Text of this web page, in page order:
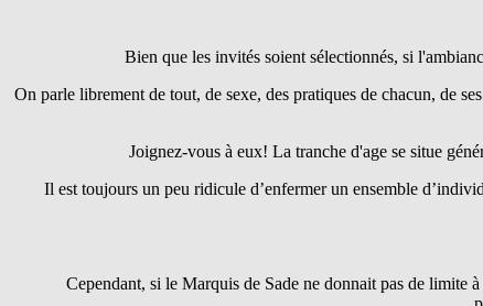
Bien que les invités soient sélectionnés, si
On parle librement de tout, de sexe, des pratiques de chacun, de
Joignez-vous à eux! La tranche d'age se situe
Il est toujours un peu ridicule d’enfermer un ensemble
Cependant, si le Marquis de Sade ne donnait pas de limite